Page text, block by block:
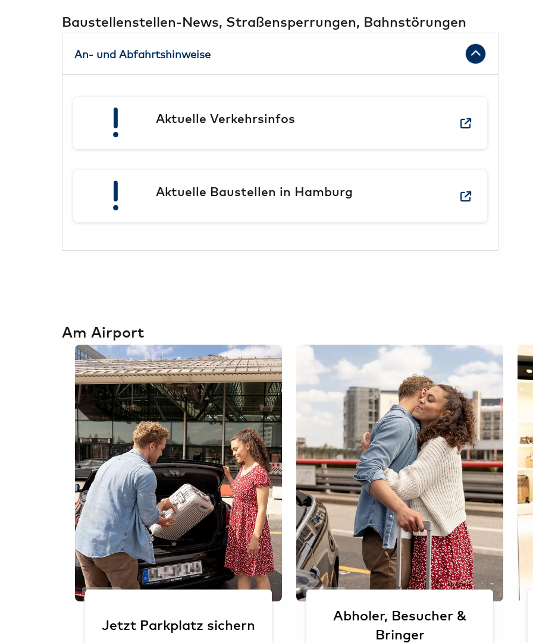
Fahrradwege auf der Abflugebene
Hamburg Airport
Baustellenstellen-News, Straßensperrungen, Bahnstörungen
An- und Abfahrtshinweise
Aktuelle Verkehrsinfos
Aktuelle Baustellen in Hamburg
Am Airport
Jetzt Parkplatz sichern
Abholer, Besucher &
Bringer